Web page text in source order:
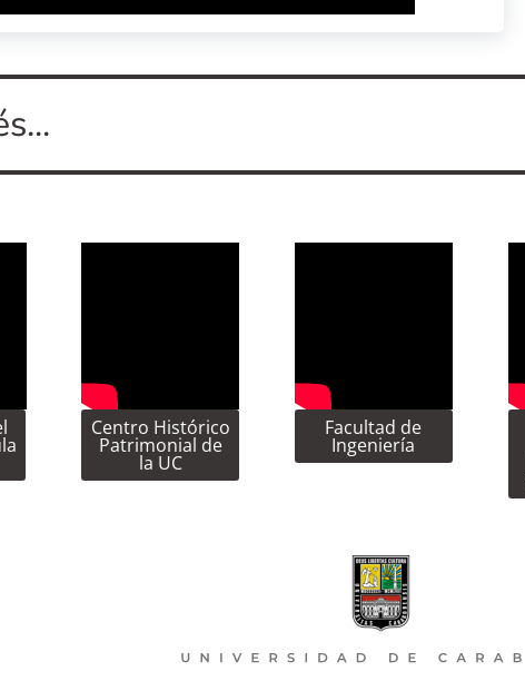
Centro Histórico
Patrimonial de
la UC
Facultad de
Ingeniería